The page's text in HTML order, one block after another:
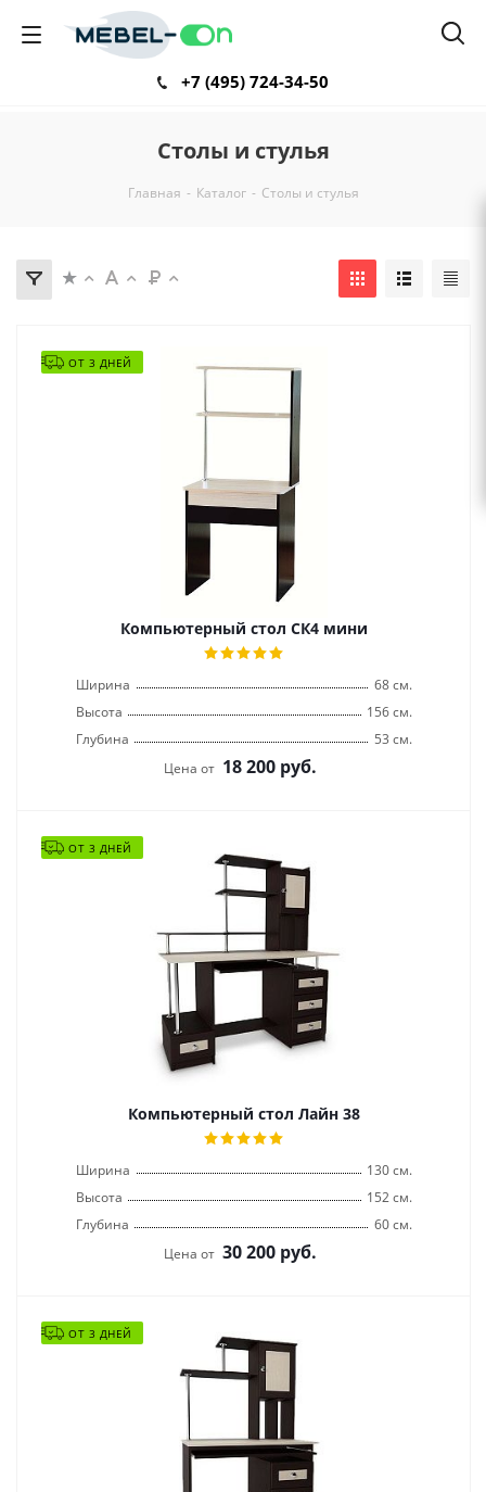
+7 (495) 724-34-50
Столы и стулья
Главная - Каталог - Столы и стулья
ОТ 3 ДНЕЙ
Компьютерный стол СК4 мини
Ширина
68 см.
Высота
156 см.
Глубина
53 см.
Цена от 18 200 руб.
ОТ 3 ДНЕЙ
Компьютерный стол Лайн 38
Ширина
130 см.
Высота
152 см.
Глубина
60 см.
Цена от 30 200 руб.
ОТ 3 ДНЕЙ